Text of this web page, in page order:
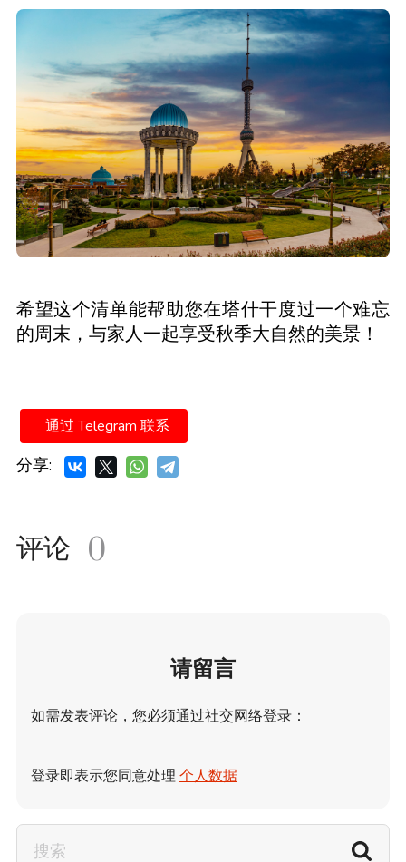
希望这个清单能帮助您在塔什干度过一个难忘
的周末，与家人一起享受秋季大自然的美景！
通过 Telegram 联系
分享:
评论 0
请留言
如需发表评论，您必须通过社交网络登录：
登录即表示您同意处理个人数据